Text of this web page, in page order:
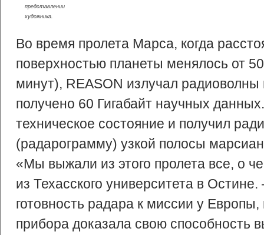
представлении
художника.
Во время пролета Марса, когда
поверхностью планеты менялось от
минут), REASON излучал
получено 60 Гигабайт научных
техническое состояние и получил
(радарограмму) узкой полосы
«Мы выжали из этого пролета все, о
из Техасского университета в
готовность радара к миссии у
прибора доказала свою способность